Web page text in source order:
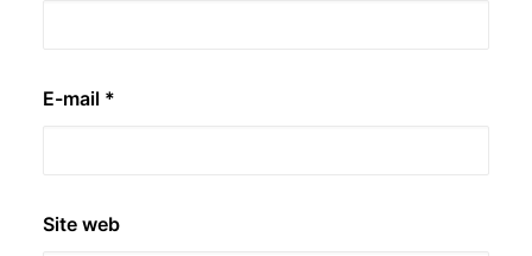
E-mail *
Site web